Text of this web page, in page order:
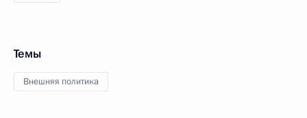
Темы
Внешняя политика